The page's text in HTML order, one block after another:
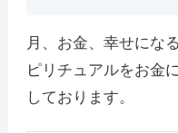
月、お金、幸せにな
ピリチュアルをお金
しております。